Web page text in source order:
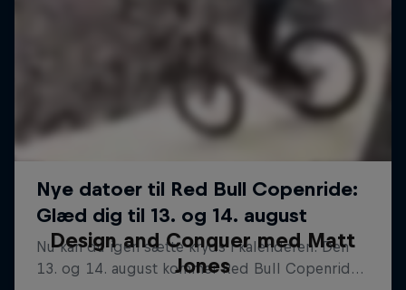
Design and Conquer med Matt
Jones